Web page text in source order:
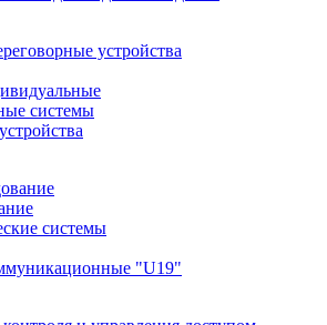
устройства
системы
системы
"U19"